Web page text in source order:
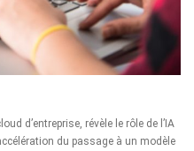
d’entreprise, révèle le rôle de l’IA
du passage à un modèle